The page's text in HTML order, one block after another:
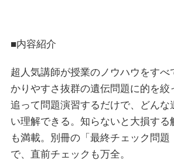
■内容紹介
超人気講師が授業のノウハウをすべ
かりやすさ抜群の遺伝問題に的を絞
追って問題演習するだけで、どんな
い理解できる。知らないと大損する
も満載。別冊の「最終チェック問
で、直前チェックも万全。